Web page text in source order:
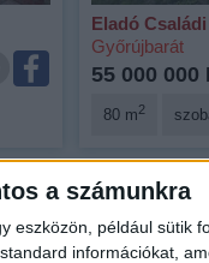
a számunkra
eszközön, például sütik
információkat,
Eladó
Győrújbarát
55 000 000
80 m2